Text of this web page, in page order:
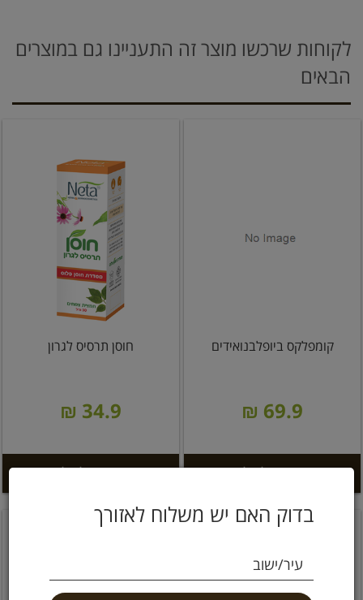
בדוק האם יש משלוח לאזורך
עיר/ישוב
לקוחות שרכשו מוצר זה התעניינו גם במוצרים
הבאים
קומפלקס ביופלבנואידים
69.9 ₪
הוספה לסל +
חוסן תרסיס לגרון
34.9 ₪
הוספה לסל +